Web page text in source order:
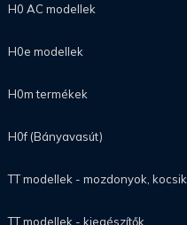
H0 AC modellek
H0e modellek
H0m termékek
H0f (Bányavasút)
TT modellek - mozdonyok, kocsik
TT modellek - kiegészítők